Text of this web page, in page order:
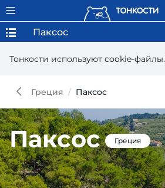
Тонкости используют сookie-файлы.
Паксос
Греция Паксос
Паксос Греция